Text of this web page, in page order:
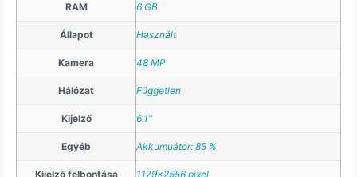
RAM 6 GB
Állapot Használt
Kamera 48 MP
Hálózat Független
Kijelző 6.1"
Egyéb Akkumuátor: 85 %
Kijelző felbontása 1179×2556 pixel